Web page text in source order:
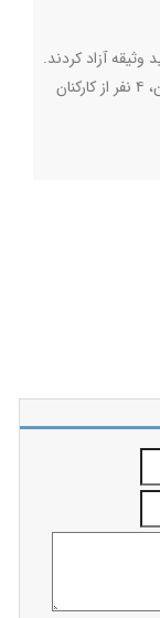
وثیقه آزاد کردند.
با تلاش مدیریت بیمارستان و حکم دادستانی استان، ۴ نفر از کارکنان